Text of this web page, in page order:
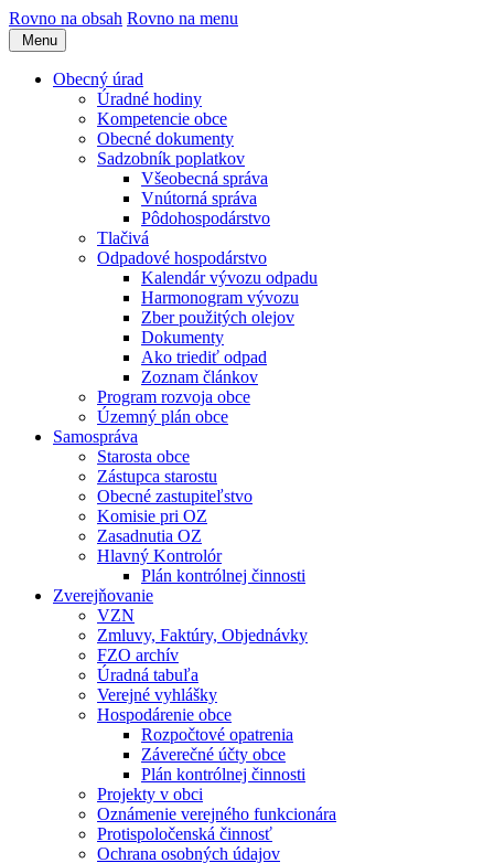
Rovno na obsah Rovno na menu
Menu
Obecný úrad
Úradné hodiny
Kompetencie obce
Obecné dokumenty
Sadzobník poplatkov
Všeobecná správa
Vnútorná správa
Pôdohospodárstvo
Tlačivá
Odpadové hospodárstvo
Kalendár vývozu odpadu
Harmonogram vývozu
Zber použitých olejov
Dokumenty
Ako triediť odpad
Zoznam článkov
Program rozvoja obce
Územný plán obce
Samospráva
Starosta obce
Zástupca starostu
Obecné zastupiteľstvo
Komisie pri OZ
Zasadnutia OZ
Hlavný Kontrolór
Plán kontrólnej činnosti
Zverejňovanie
VZN
Zmluvy, Faktúry, Objednávky
FZO archív
Úradná tabuľa
Verejné vyhlášky
Hospodárenie obce
Rozpočtové opatrenia
Záverečné účty obce
Plán kontrólnej činnosti
Projekty v obci
Oznámenie verejného funkcionára
Protispoločenská činnosť
Ochrana osobných údajov